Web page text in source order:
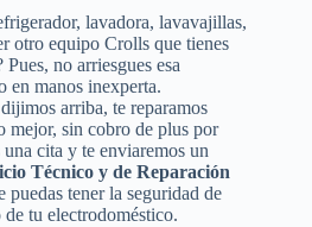
lavadora, lavavajillas,
otro equipo Crolls que tienes
no arriesgues esa
en manos inexperta.
arriba, te reparamos
mejor, sin cobro de plus por
cita y te enviaremos un
Técnico y de Reparación
puedas tener la seguridad de
tu electrodoméstico.